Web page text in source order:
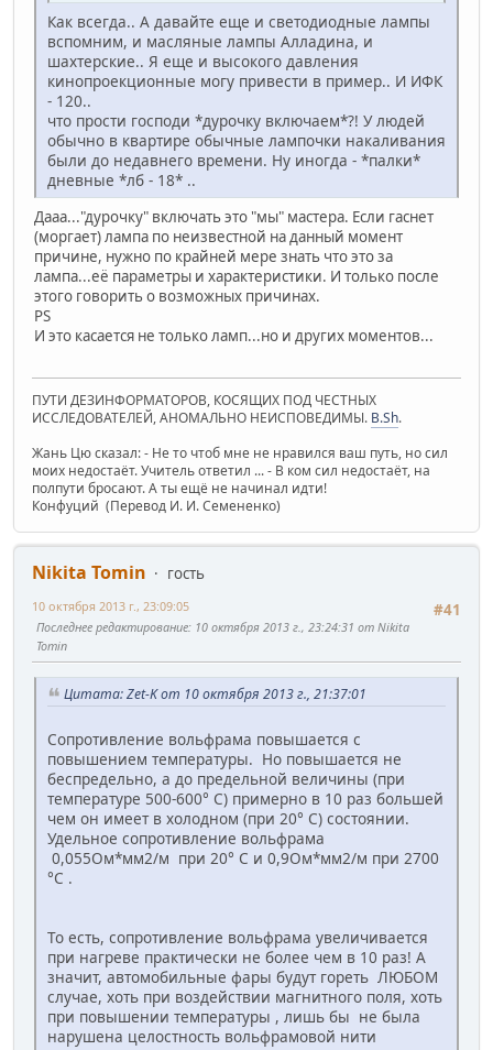
Как всегда.. А давайте еще и светодиодные лампы
вспомним, и масляные лампы Алладина, и
шахтерские.. Я еще и высокого давления
кинопроекционные могу привести в пример.. И ИФК
- 120..
что прости господи *дурочку включаем*?! У людей
обычно в квартире обычные лампочки накаливания
были до недавнего времени. Ну иногда - *палки*
дневные *лб - 18* ..
Дааа..."дурочку" включать это "мы" мастера. Если гаснет
(моргает) лампа по неизвестной на данный момент
причине, нужно по крайней мере знать что это за
лампа...её параметры и характеристики. И только после
этого говорить о возможных причинах.
PS
И это касается не только ламп...но и других моментов...
ПУТИ ДЕЗИНФОРМАТОРОВ, КОСЯЩИХ ПОД ЧЕСТНЫХ
ИССЛЕДОВАТЕЛЕЙ, АНОМАЛЬНО НЕИСПОВЕДИМЫ. B.Sh.
Жань Цю сказал: - Не то чтоб мне не нравился ваш путь, но сил
моих недостаёт. Учитель ответил ... - В ком сил недостаёт, на
полпути бросают. А ты ещё не начинал идти!
Конфуций (Перевод И. И. Семененко)
Nikita Tomin
гость
#41
10 октября 2013 г., 23:09:05
Последнее редактирование: 10 октября 2013 г., 23:24:31 от Nikita
Tomin
Цитата: Zet-K от 10 октября 2013 г., 21:37:01
Сопротивление вольфрама повышается с
повышением температуры. Но повышается не
беспредельно, а до предельной величины (при
температуре 500-600° C) примерно в 10 раз большей
чем он имеет в холодном (при 20° C) состоянии.
Удельное сопротивление вольфрама
0,055Ом*мм2/м при 20° C и 0,9Ом*мм2/м при 2700
°C .
То есть, сопротивление вольфрама увеличивается
при нагреве практически не более чем в 10 раз! А
значит, автомобильные фары будут гореть ЛЮБОМ
случае, хоть при воздействии магнитного поля, хоть
при повышении температуры , лишь бы не была
нарушена целостность вольфрамовой нити